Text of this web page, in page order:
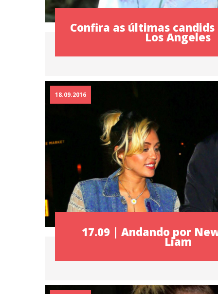
Confira as últimas
Los Angeles
18.09.2016
17.09 | Andando por
Liam